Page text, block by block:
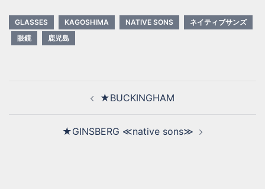
GLASSES KAGOSHIMA NATIVE SONS
ネイティブサンズ
眼鏡
鹿児島
★BUCKINGHAM
★GINSBERG ≪native sons≫